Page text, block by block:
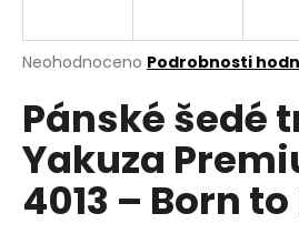
Průměrné
produktu
je
0,0
z
hvězdiček.
Neohodnoceno Podrobnosti
Pánské šedé
Yakuza
4013 – Born to
j
t
?